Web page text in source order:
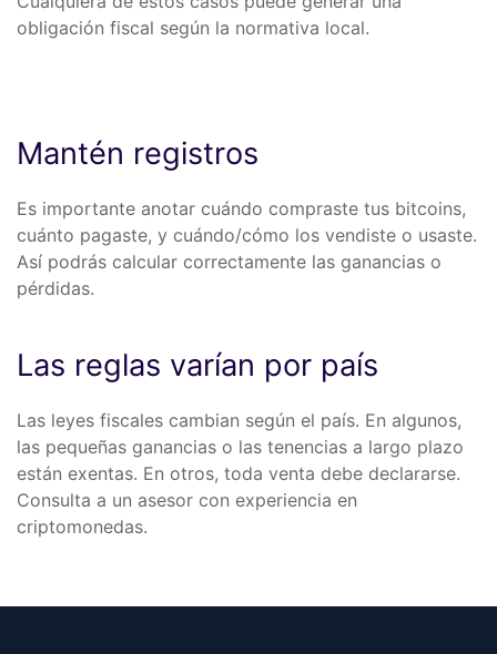
obligación fiscal según la normativa local.
Mantén registros
Es importante anotar cuándo compraste tus bitcoins,
cuánto pagaste, y cuándo/cómo los vendiste o usaste.
Así podrás calcular correctamente las ganancias o
pérdidas.
Las reglas varían por país
Las leyes fiscales cambian según el país. En algunos,
las pequeñas ganancias o las tenencias a largo plazo
están exentas. En otros, toda venta debe declararse.
Consulta a un asesor con experiencia en
criptomonedas.